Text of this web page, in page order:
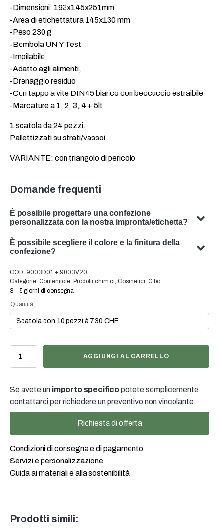
-Dimensioni: 193x145x251mm
-Area di etichettatura 145x130 mm
-Peso 230 g
-Bombola UN Y Test
-Impilabile
-Adatto agli alimenti,
-Drenaggio residuo
-Con tappo a vite DIN45 bianco con beccuccio estraibile
-Marcature a 1, 2, 3, 4 + 5lt
1 scatola da 24 pezzi.
Pallettizzati su strati/vassoi
VARIANTE: con triangolo di pericolo
Domande frequenti
È possibile progettare una confezione
personalizzata con la nostra impronta/etichetta?
vostro soggetto. Il nostro team è specializzato nello
soddisfare le vostre esigenze specifiche.
È possibile scegliere il colore e la finitura della
confezione?
dell'imballaggio. Il nostro team sarà lieto di consigliarvi il
colore e la finitura ottimali per l'imballaggio del vostro
prodotto.
COD: 9003D01 + 9003V20
Categorie: Contenitore, Prodotti chimici, Cosmetici, Cibo
3 - 5 giorni di consegna
Quantità
mit
Schraubverschluss
quantità
AGGIUNGI AL CARRELLO
Se avete un importo specificopotete semplicemente
contattarci per richiedere un preventivo non vincolante.
Richiesta di offerta
Condizioni di consegna e di pagamento
Servizi e personalizzazione
Guida ai materiali e alla sostenibilità
Prodotti simili: